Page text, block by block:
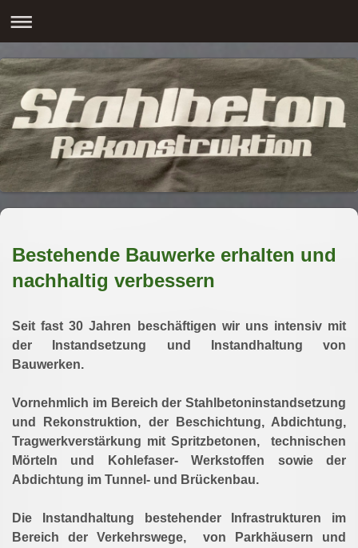
Bestehende Bauwerke erhalten und
nachhaltig verbessern
Seit fast 30 Jahren beschäftigen wir uns intensiv mit
der Instandsetzung und Instandhaltung von
Bauwerken.
Vornehmlich im Bereich der Stahlbetoninstandsetzung
und Rekonstruktion, der Beschichtung, Abdichtung,
Tragwerkverstärkung mit Spritzbetonen, technischen
Mörteln und Kohlefaser- Werkstoffen sowie der
Abdichtung im Tunnel- und Brückenbau.
Die Instandhaltung bestehender Infrastrukturen im
Bereich der Verkehrswege, von Parkhäusern und